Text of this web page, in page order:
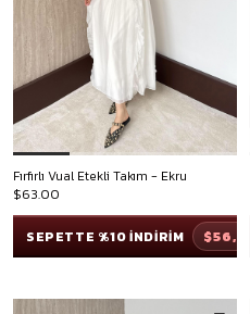
Fırfırlı Vual Etekli Takım - Ekru
$63.00
SEPETTE %10 İNDİRİM $56,70